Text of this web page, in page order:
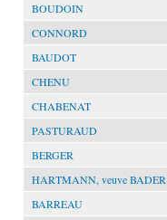
BOUDOIN
CONNORD
BAUDOT
CHENU
CHABENAT
PASTURAUD
BERGER
HARTMANN, veuve BADER
BARREAU